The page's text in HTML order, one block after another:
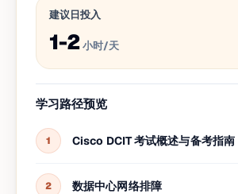
建议日投入
1-2小时/天
学习路径预览
1 Cisco DCIT 考试概述与备考指南
2 数据中心网络排障